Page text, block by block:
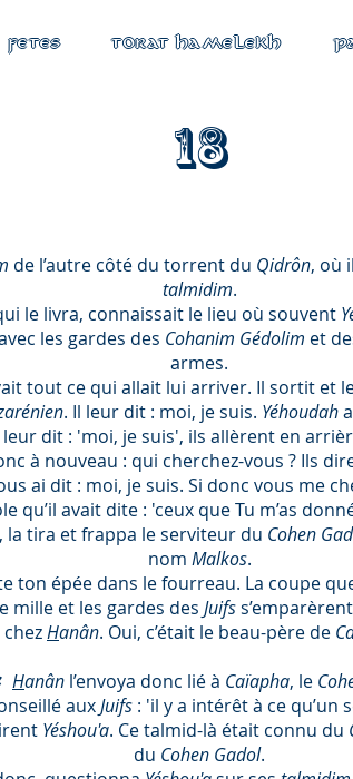
FETES TORAT HAMELEKH
18
de l’autre côté du torrent du Qidrôn, où
talmidim.
le livra, connaissait le lieu où souvent
les gardes des Cohanim Gédolim et
armes.
tout ce qui allait lui arriver. Il sortit et
. Il leur dit : moi, je suis. Yéhoudah
dit : 'moi, je suis', ils allèrent en
à nouveau : qui cherchez-vous ? Ils
ai dit : moi, je suis. Si donc vous me
qu’il avait dite : 'ceux que Tu m’as
la tira et frappa le serviteur du Cohen
nom Malkos.
ton épée dans le fourreau. La coupe
mille et les gardes des Juifs
Hanân. Oui, c’était le beau-père de
Hanân l’envoya donc lié à Caïapha, le
auxJuifs : 'il y a intérêt à ce
Yéshou'a. Ce talmid-là était connu du
du Cohen Gadol.